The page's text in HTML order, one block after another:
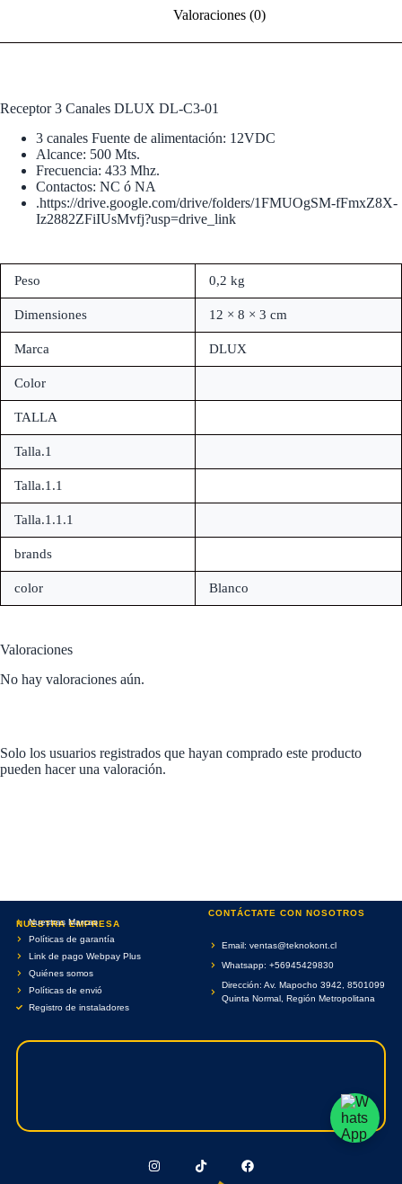
Valoraciones (0)
Receptor 3 Canales DLUX DL-C3-01
3 canales Fuente de alimentación: 12VDC
Alcance: 500 Mts.
Frecuencia: 433 Mhz.
Contactos: NC ó NA
.https://drive.google.com/drive/folders/1FMUOgSM-fFmxZ8X-
Iz2882ZFiIUsMvfj?usp=drive_link
Peso 0,2 kg
Dimensiones 12 × 8 × 3 cm
Marca DLUX
Color
TALLA
Talla.1
Talla.1.1
Talla.1.1.1
brands
color Blanco
Valoraciones
No hay valoraciones aún.
Solo los usuarios registrados que hayan comprado este producto
pueden hacer una valoración.
NUESTRA EMPRESA
Nuestras Marcas
Políticas de garantía
Link de pago Webpay Plus
Quiénes somos
Políticas de envió
Registro de instaladores
CONTÁCTATE CON NOSOTROS
Email: ventas@teknokont.cl
Whatsapp: +56945429830
Dirección: Av. Mapocho 3942, 8501099
Quinta Normal, Región Metropolitana